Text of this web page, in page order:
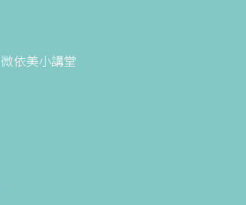
微依美小講堂